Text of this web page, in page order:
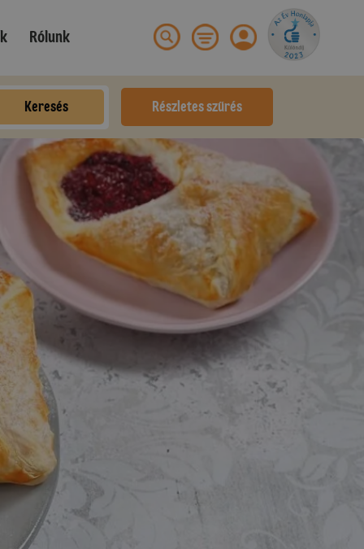
Rólunk
Keresés Részletes szűrés